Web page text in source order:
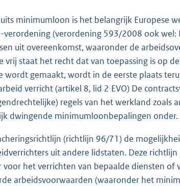
minimumloon is het belangrijk Europese
verordening (verordening 593/2008 ook
uit overeenkomst, waaronder de
staat het recht dat van toepassing is op
wordt gemaakt, wordt in de eerste plaats
verricht (artikel 8, lid 2 EVO) De
regels van het werkland zoals
dwingende minimumloonbepalingen onder.
(richtlijn 96/71) de
uit andere lidstaten. Deze
het verrichten van bepaalde diensten of
arbeidsvoorwaarden (waaronder het